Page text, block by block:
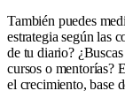
También puedes
estrategia según las
de tu diario?
cursos o mentorías?
el crecimiento, base